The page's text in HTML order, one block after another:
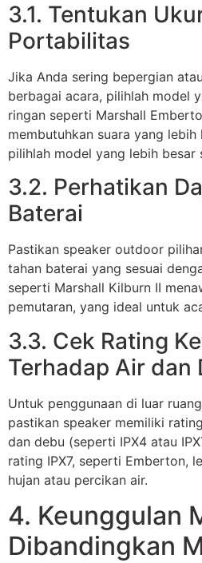
3.1. Tentukan
Portabilitas
Jika Anda sering bepergian
berbagai acara, pilihlah model
ringan seperti Marshall
membutuhkan suara yang
pilihlah model yang lebih besar
3.2. Perhatikan
Baterai
Pastikan speaker outdoor
tahan baterai yang sesuai
seperti Marshall Kilburn II
pemutaran, yang ideal untuk
3.3. Cek Rating
Terhadap Air dan
Untuk penggunaan di luar
pastikan speaker memiliki
dan debu (seperti IPX4 atau
rating IPX7, seperti Emberton,
hujan atau percikan air.
4. Keunggulan
Dibandingkan